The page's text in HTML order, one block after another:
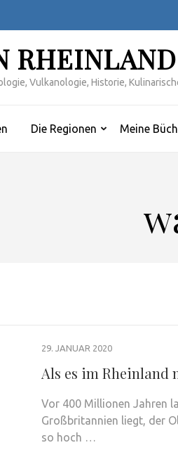
RHEINLAND
Vulkanologie, Historie,
Die Regionen Meine
29. JANUAR 2020
Als es im Rheinland
Vor 400 Millionen Jahren
Großbritannien liegt, der
so hoch …